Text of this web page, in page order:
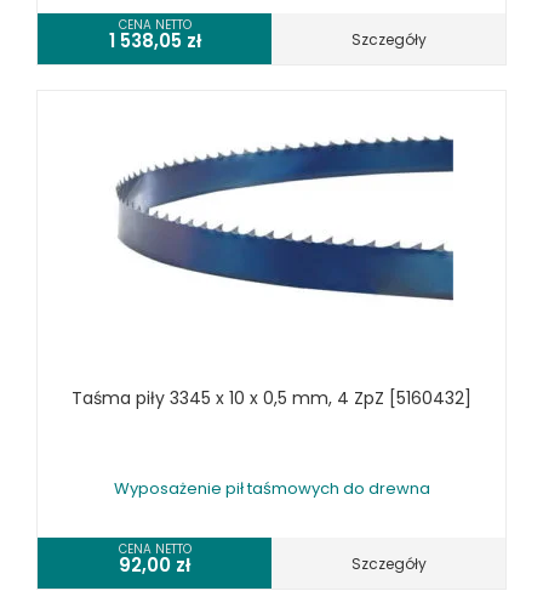
SPRĘŻARKI I NARZĘDZIA PNEUMATYCZNE
KOSZT DOSTAWY
CENA NETTO
1 538,05 zł Szczegóły
Taśma piły 3345 x 10 x 0,5 mm, 4 ZpZ [5160432]
Wyposażenie pił taśmowych do drewna
CENA NETTO
92,00 zł Szczegóły